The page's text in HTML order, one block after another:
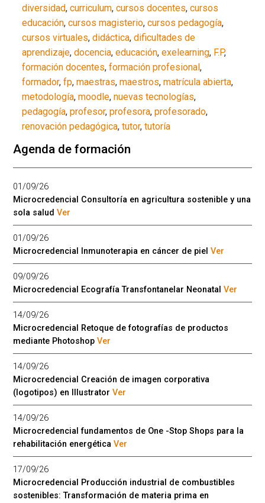
diversidad,curriculum,cursos docentes,cursos
educación,cursos magisterio,cursos pedagogía,
cursos virtuales,didáctica,dificultades de
aprendizaje,docencia,educación,exelearning, F.P,
formación docentes,formación profesional,
formador,fp,maestras,maestros,matrícula abierta,
metodología,moodle,nuevas tecnologías,
pedagogía,profesor,profesora,profesorado,
renovación pedagógica,tutor,tutoría
Agenda de formación
01/09/26
Microcredencial Consultoría en agricultura sostenible y una
sola saludVer
01/09/26
Microcredencial Inmunoterapia en cáncer de pielVer
09/09/26
Microcredencial Ecografía Transfontanelar NeonatalVer
14/09/26
Microcredencial Retoque de fotografías de productos
mediante PhotoshopVer
14/09/26
Microcredencial Creación de imagen corporativa
(logotipos) en IllustratorVer
14/09/26
Microcredencial fundamentos de One -Stop Shops para la
rehabilitación energéticaVer
17/09/26
Microcredencial Producción industrial de combustibles
sostenibles: Transformación de materia prima en